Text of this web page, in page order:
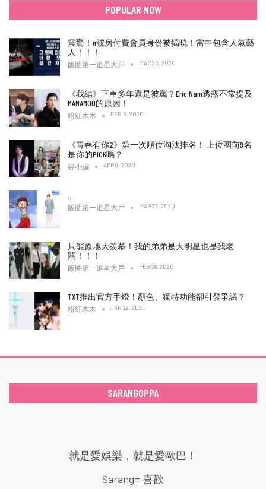
POPULAR NOW
震驚！n號房付費會員身份被揭曉！當中包含人氣藝
人！！！
飯圈第一追星大戶 MAR 25, 2020
《我結》下車多年還是被罵？Eric Nam透露不常提及
MAMAMOO的原因！
粉紅木木 FEB 5, 2020
《青春有你2》第一次順位淘汰排名！ 上位圈前9名
是你的PICK嗎？
容小編 APR 9, 2020
飯圈第一追星大戶 MAR 27, 2020
只能原地大羨慕！我的弟弟是大明星也是我老
闆！！！
飯圈第一追星大戶 FEB 28, 2020
TXT推出官方手燈！顏色、獨特功能卻引發爭議？
粉紅木木 JAN 22, 2020
SARANGOPPA
就是愛娛樂，就是愛歐巴！
Sarang= 喜歡